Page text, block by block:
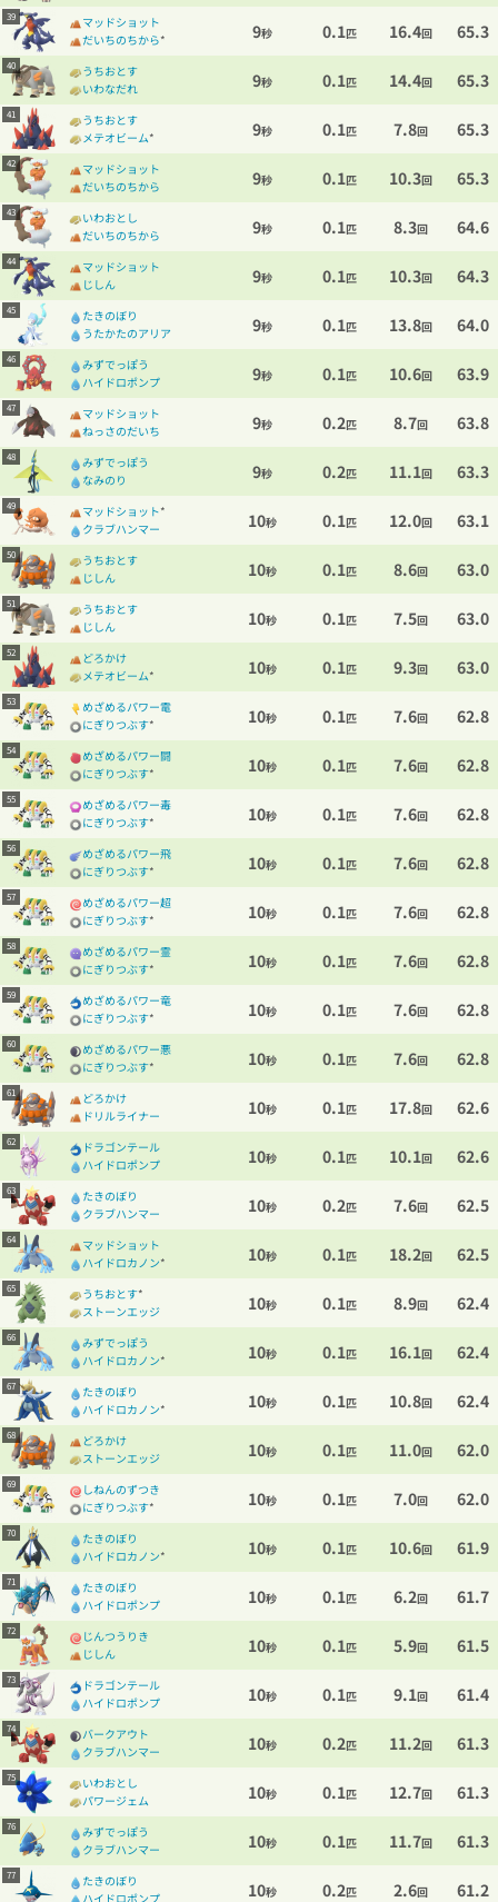
39
マッドショット
だいちのちから* 9秒 0.1匹 16.4回 65.3
40
うちおとす
いわなだれ
9秒 0.1匹 14.4回 65.3
41
うちおとす
メテオビーム* 9秒 0.1匹 7.8回 65.3
42
マッドショット
だいちのちから
9秒 0.1匹 10.3回 65.3
43
いわおとし
だいちのちから
9秒 0.1匹 8.3回 64.6
44
マッドショット
じしん
9秒 0.1匹 10.3回 64.3
45
たきのぼり
うたかたのアリア
9秒 0.1匹 13.8回 64.0
46
みずでっぽう
ハイドロポンプ
9秒 0.1匹 10.6回 63.9
47
マッドショット
ねっさのだいち
9秒 0.2匹 8.7回 63.8
48
みずでっぽう
なみのり
9秒 0.2匹 11.1回 63.3
49 マッドショット*
クラブハンマー
10秒 0.1匹 12.0回 63.1
50
うちおとす
じしん
10秒 0.1匹 8.6回 63.0
51
うちおとす
じしん
10秒 0.1匹 7.5回 63.0
52
どろかけ
メテオビーム* 10秒 0.1匹 9.3回 63.0
53
めざめるパワー電
にぎりつぶす* 10秒 0.1匹 7.6回 62.8
54
めざめるパワー闘
にぎりつぶす* 10秒 0.1匹 7.6回 62.8
55
めざめるパワー毒
にぎりつぶす* 10秒 0.1匹 7.6回 62.8
56
めざめるパワー飛
にぎりつぶす* 10秒 0.1匹 7.6回 62.8
57
めざめるパワー超
にぎりつぶす* 10秒 0.1匹 7.6回 62.8
58
めざめるパワー霊
にぎりつぶす* 10秒 0.1匹 7.6回 62.8
59
めざめるパワー竜
にぎりつぶす* 10秒 0.1匹 7.6回 62.8
60
めざめるパワー悪
にぎりつぶす* 10秒 0.1匹 7.6回 62.8
61
どろかけ
ドリルライナー
10秒 0.1匹 17.8回 62.6
62
ドラゴンテール
ハイドロポンプ
10秒 0.1匹 10.1回 62.6
63
たきのぼり
クラブハンマー
10秒 0.2匹 7.6回 62.5
64
マッドショット
ハイドロカノン* 10秒 0.1匹 18.2回 62.5
65 うちおとす*
ストーンエッジ
10秒 0.1匹 8.9回 62.4
66
みずでっぽう
ハイドロカノン* 10秒 0.1匹 16.1回 62.4
67
たきのぼり
ハイドロカノン* 10秒 0.1匹 10.8回 62.4
68
どろかけ
ストーンエッジ
10秒 0.1匹 11.0回 62.0
69
しねんのずつき
にぎりつぶす* 10秒 0.1匹 7.0回 62.0
70
たきのぼり
ハイドロカノン* 10秒 0.1匹 10.6回 61.9
71
たきのぼり
ハイドロポンプ
10秒 0.1匹 6.2回 61.7
72
じんつうりき
じしん
10秒 0.1匹 5.9回 61.5
73
ドラゴンテール
ハイドロポンプ
10秒 0.1匹 9.1回 61.4
74
バークアウト
クラブハンマー
10秒 0.2匹 11.2回 61.3
75
いわおとし
パワージェム
10秒 0.1匹 12.7回 61.3
76
みずでっぽう
クラブハンマー
10秒 0.1匹 11.7回 61.3
77
たきのぼり
ハイドロポンプ
10秒 0.2匹 2.6回 61.2